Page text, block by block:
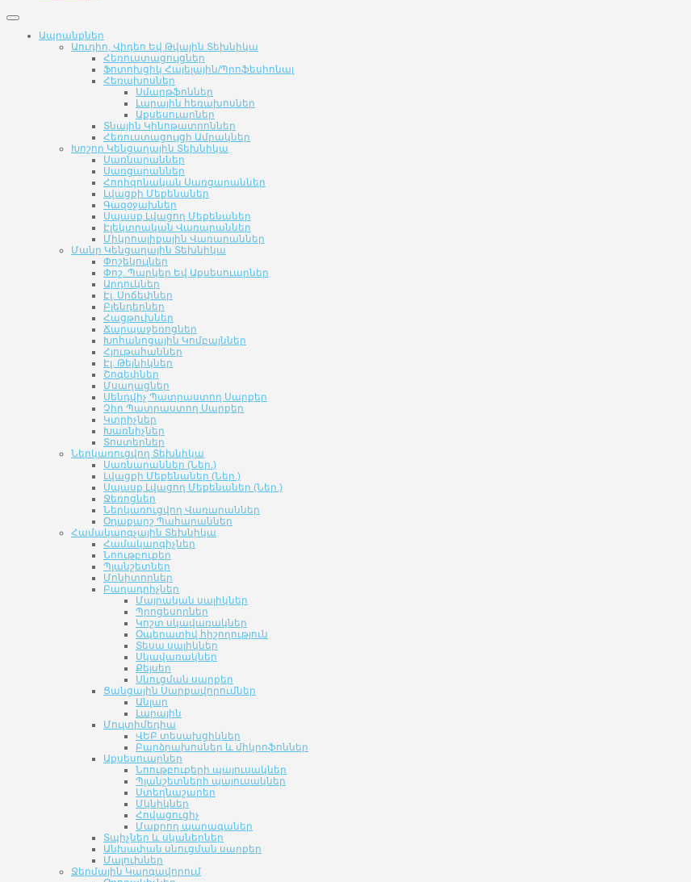
Ապրանքներ
Աուդիո, Վիդեո Եվ Թվային Տեխնիկա
Հեռուստացույցներ
Ֆոտոխցիկ Հայելային/Պրոֆեսիոնալ
Հեռախոսներ
Սմարթֆոններ
Լարային հեռախոսներ
Աքսեսուարներ
Տնային Կինոթատրոններ
Հեռուստացույցի Ամրակներ
Խոշոր Կենցաղային Տեխնիկա
Սառնարաններ
Սառցարաններ
Հորիզոնական Սառցարաններ
Լվացքի Մեքենաներ
Գազօջախներ
Սպասք Լվացող Մեքենաներ
Էլեկտրական Վառարաններ
Միկրոալիքային Վառարաններ
Մանր Կենցաղային Տեխնիկա
Փոշեկուլներ
Փոշ. Պարկեր Եվ Աքսեսուարներ
Արդուկներ
Էլ. Սրճեփներ
Բլենդերներ
Հացթուխներ
Ճարպաջեռոցներ
Խոհանոցային Կոմբայններ
Հյութահաններ
Էլ. Թեյնիկներ
Շոգեփներ
Մսաղացներ
Սենդվիչ Պատրաստող Սարքեր
Չիր Պատրաստող Սարքեր
Կտրիչներ
Խառնիչներ
Տոստերներ
Ներկառուցվող Տեխնիկա
Սառնարաններ (Ներ.)
Լվացքի Մեքենաներ (Ներ.)
Սպասք Լվացող Մեքենաներ (Ներ.)
Ջեռոցներ
Ներկառուցվող Վառարաններ
Օդաքարշ Պահարաններ
Համակարգչային Տեխնիկա
Համակարգիչներ
Նոութբուքեր
Պլանշետներ
Մոնիտորներ
Բաղադրիչներ
Մայրական սալիկներ
Պրոցեսորներ
Կոշտ սկավառակներ
Օպերատիվ հիշողություն
Տեսա սալիկներ
Սկավառակներ
Քեյսեր
Սնուցման սարքեր
Ցանցային Սարքավորումներ
Անլար
Լարային
Մուլտիմեդիա
ՎԵԲ տեսախցիկներ
Բարձրախոսներ և միկրոֆոններ
Աքսեսուարներ
Նոութբուքերի պայուսակներ
Պլանշետների պայուսակներ
Ստեղնաշարեր
Մկնիկներ
Հովացուցիչ
Մաքրող պարագաներ
Տպիչներ և սկաներներ
Անխափան սնուցման սարքեր
Մալուխներ
Ջերմային Կարգավորում